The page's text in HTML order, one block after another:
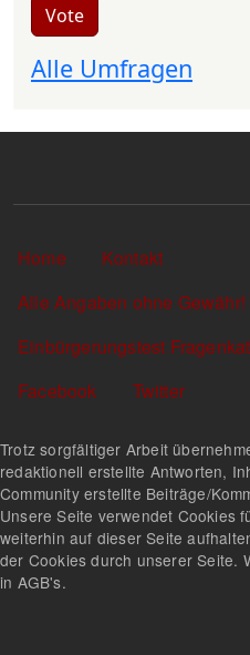
Vote
Alle Umfragen
Sekundärlinks
Home
Kontakt
Alle Angaben ohne
Einbürgerungstest
Facebook
Twitter
Trotz sorgfältiger Arbeit
redaktionell erstellte Antworten,
Community erstellte Beiträge/
Unsere Seite verwendet Cookies
weiterhin auf dieser Seite
der Cookies durch unserer Seite.
in AGB's.